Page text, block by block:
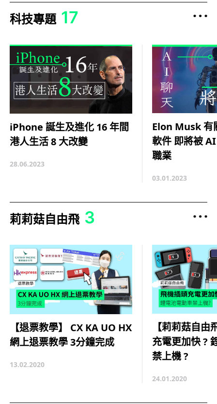
科技專題 17
iPhone 誕生及進化 16 年間
港人生活 8 大改變
28.06.2023
Elon Musk 有
軟件 即將被
職業
03.01.2023
莉莉菇自由飛 3
【退票教學】 CX KA UO HX
網上退票教學 3分鐘完成
13.02.2020
【莉莉菇自由
充電更加快 ?
禁上機 ?
24.01.2020